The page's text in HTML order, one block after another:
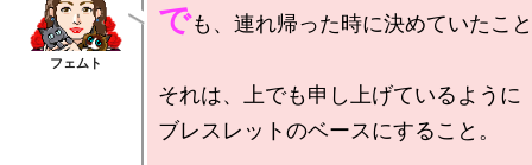
でも、連れ帰った時に決めていたこ
それは、上でも申し上げているように
ブレスレットのベースにすること。